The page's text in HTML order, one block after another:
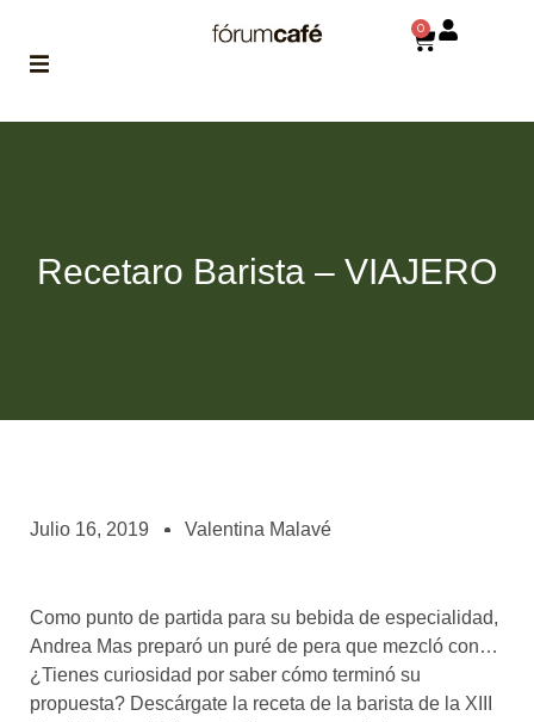
de fórum
asociados
el café siempre tiene
algo nuevo que
enseñarnos
0
Recetaro Barista – VIAJERO
Julio 16, 2019 Valentina Malavé
Como punto de partida para su bebida de especialidad,
Andrea Mas preparó un puré de pera que mezcló con…
¿Tienes curiosidad por saber cómo terminó su
propuesta? Descárgate la receta de la barista de la XIII